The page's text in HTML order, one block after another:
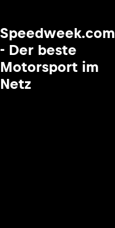
Speedweek.com
- Der beste
Motorsport im
Netz